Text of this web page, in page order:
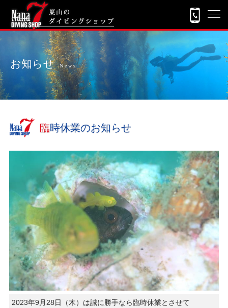
お知らせ News
臨時休業のお知らせ
2023年9月28日（木）は誠に勝手なら臨時休業とさせて